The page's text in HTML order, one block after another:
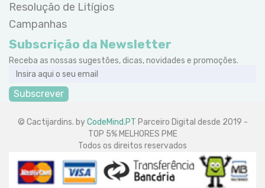
Resolução de Litígios
Campanhas
Subscrição da Newsletter
Receba as nossas sugestões, dicas, novidades e promoções.
Subscrever
© Cactijardins. byCodeMind.PT Parceiro Digital desde 2019 -
TOP 5% MELHORES PME
Todos os direitos reservados